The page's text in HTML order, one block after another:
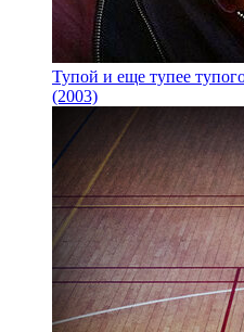
Тупой и еще тупее
(2003)